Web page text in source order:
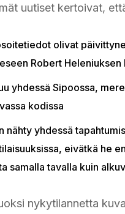
uutiset kertoivat,
olivat
Robert Heleniuksen
yhdessä Sipoossa,
kodissa
nähty yhdessä
eivätkä he
samalla tavalla kuin
nykytilannetta